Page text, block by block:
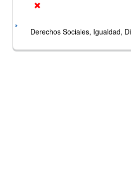
Derechos Sociales, Igualdad,